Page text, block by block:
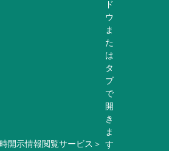
開示情報閲覧サービス＞